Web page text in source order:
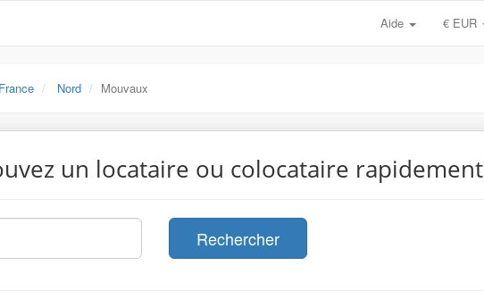
Aide € EUR
Nord Mouvaux
un locataire ou colocataire rapidement
Rechercher